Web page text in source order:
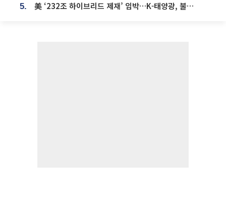
5. 美 ‘232조 하이브리드 제재’ 임박…K-태양광, 불확실성 털고 날개 다나